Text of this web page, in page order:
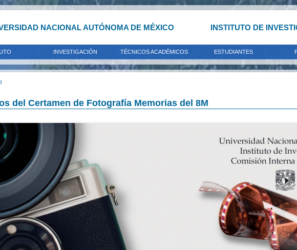
NACIONAL AUTÓNOMA DE MÉXICO INSTITUTO DE
INVESTIGACIÓN TÉCNICOS ACADÉMICOS ESTUDIANTES
del Certamen de Fotografía Memorias del 8M